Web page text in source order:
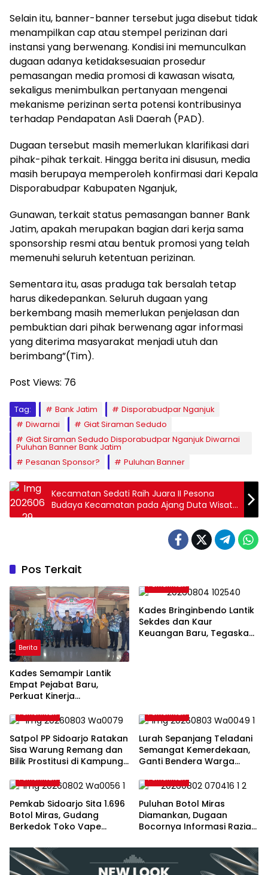
Selain itu, banner-banner tersebut juga disebut tidak
menampilkan cap atau stempel perizinan dari
instansi yang berwenang. Kondisi ini memunculkan
dugaan adanya ketidaksesuaian prosedur
pemasangan media promosi di kawasan wisata,
sekaligus menimbulkan pertanyaan mengenai
mekanisme perizinan serta potensi kontribusinya
terhadap Pendapatan Asli Daerah (PAD).
Dugaan tersebut masih memerlukan klarifikasi dari
pihak-pihak terkait. Hingga berita ini disusun, media
masih berupaya memperoleh konfirmasi dari Kepala
Disporabudpar Kabupaten Nganjuk,
Gunawan, terkait status pemasangan banner Bank
Jatim, apakah merupakan bagian dari kerja sama
sponsorship resmi atau bentuk promosi yang telah
memenuhi seluruh ketentuan perizinan.
Sementara itu, asas praduga tak bersalah tetap
harus dikedepankan. Seluruh dugaan yang
berkembang masih memerlukan penjelasan dan
pembuktian dari pihak berwenang agar informasi
yang diterima masyarakat menjadi utuh dan
berimbang”(Tim).
Post Views: 76
Tag: Bank Jatim
Disporabudpar Nganjuk
Diwarnai
Giat Siraman Sedudo
Giat Siraman Sedudo Disporabudpar Nganjuk Diwarnai
Puluhan Banner Bank Jatim
Pesanan Sponsor?
Puluhan Banner
Kecamatan Sedati Raih Juara II Pesona
Budaya Kecamatan pada Ajang Duta Wisata
Guk & Yuk Sidoarjo 2026
Pos Terkait
Berita
Kades Semampir Lantik
Empat Pejabat Baru,
Perkuat Kinerja
Penyegaran Organisasi
Pemerintah
Kades Bringinbendo Lantik
Sekdes dan Kaur
Keuangan Baru, Tegaskan
Pemerintah
Satpol PP Sidoarjo Ratakan
Sisa Warung Remang dan
Bilik Prostitusi di Kampung
Pemerintah
Lurah Sepanjang Teladani
Semangat Kemerdekaan,
Ganti Bendera Warga
Pemerintah
Pemkab Sidoarjo Sita 1.696
Botol Miras, Gudang
Berkedok Toko Vape
Pemerintah
Puluhan Botol Miras
Diamankan, Dugaan
Bocornya Informasi Razia
Taman